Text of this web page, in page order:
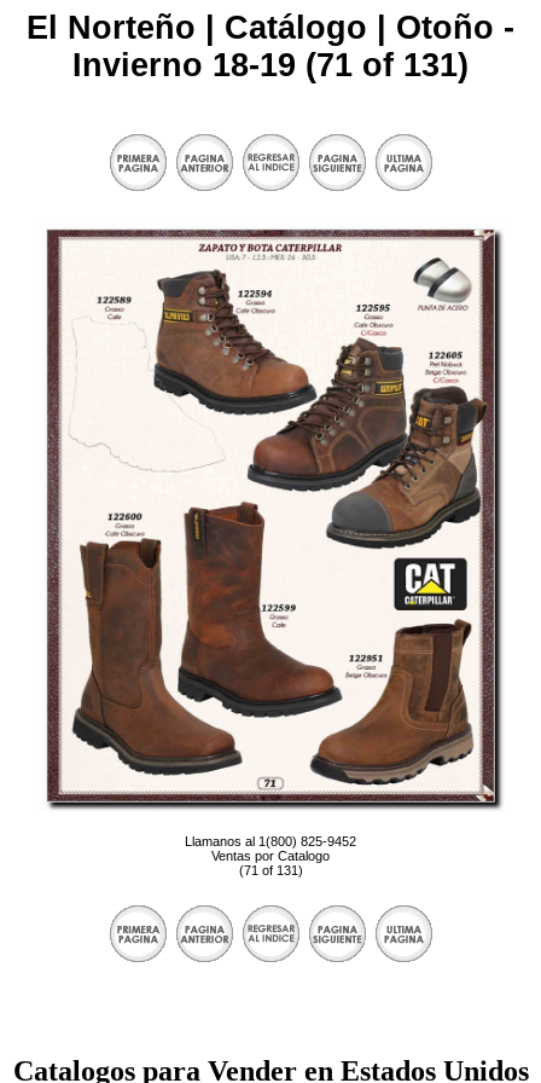
El Norteño | Catálogo | Otoño -
Invierno 18-19 (71 of 131)
Llamanos al 1(800) 825-9452
Ventas por Catalogo
(71 of 131)
Catalogos para Vender en Estados Unidos